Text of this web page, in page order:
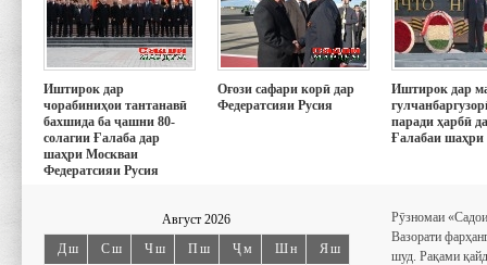
Иштирок дар
чорабиниҳои тантанавӣ
бахшида ба ҷашни 80-
солагии Ғалаба дар
шаҳри Москваи
Федератсияи Русия
Оғози сафари корӣ дар
Федератсияи Русия
Иштирок дар
паради ҳарбӣ
Ғалабаи
Август 2026
Дш
Сш Чш Пш Ҷм Шн Яш
Рӯзномаи
Вазорати
шуд. Рақами